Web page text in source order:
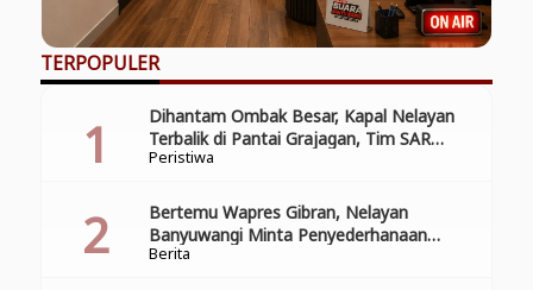
TERPOPULER
Peristiwa
Dihantam Ombak Besar, Kapal Nelayan
Terbalik di Pantai Grajagan, Tim SAR
Gabungan Laksanakan Operasi Pencarian
Berita
Bertemu Wapres Gibran, Nelayan
Banyuwangi Minta Penyederhanaan
Perizinan